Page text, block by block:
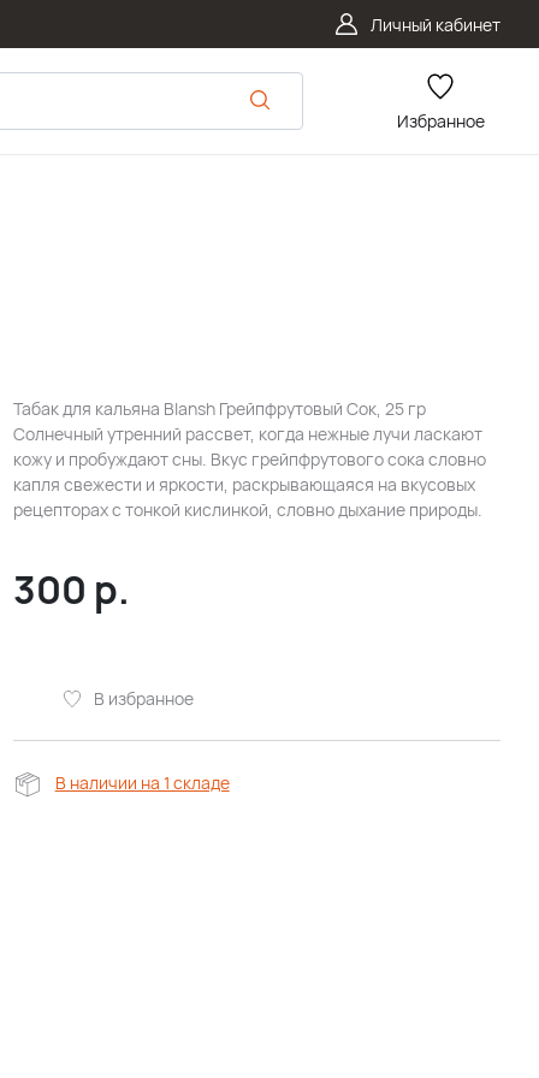
Личный кабинет
Избранное
Табак для кальяна Blansh Грейпфрутовый Сок, 25 гр
Солнечный утренний рассвет, когда нежные лучи ласкают
кожу и пробуждают сны. Вкус грейпфрутового сока словно
капля свежести и яркости, раскрывающаяся на вкусовых
рецепторах с тонкой кислинкой, словно дыхание природы.
300 р.
В избранное
В наличии на 1 складе